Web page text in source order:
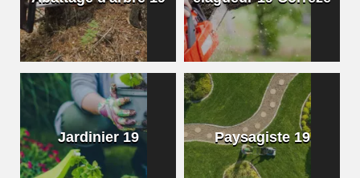
Jardinier 19 Paysagiste 19